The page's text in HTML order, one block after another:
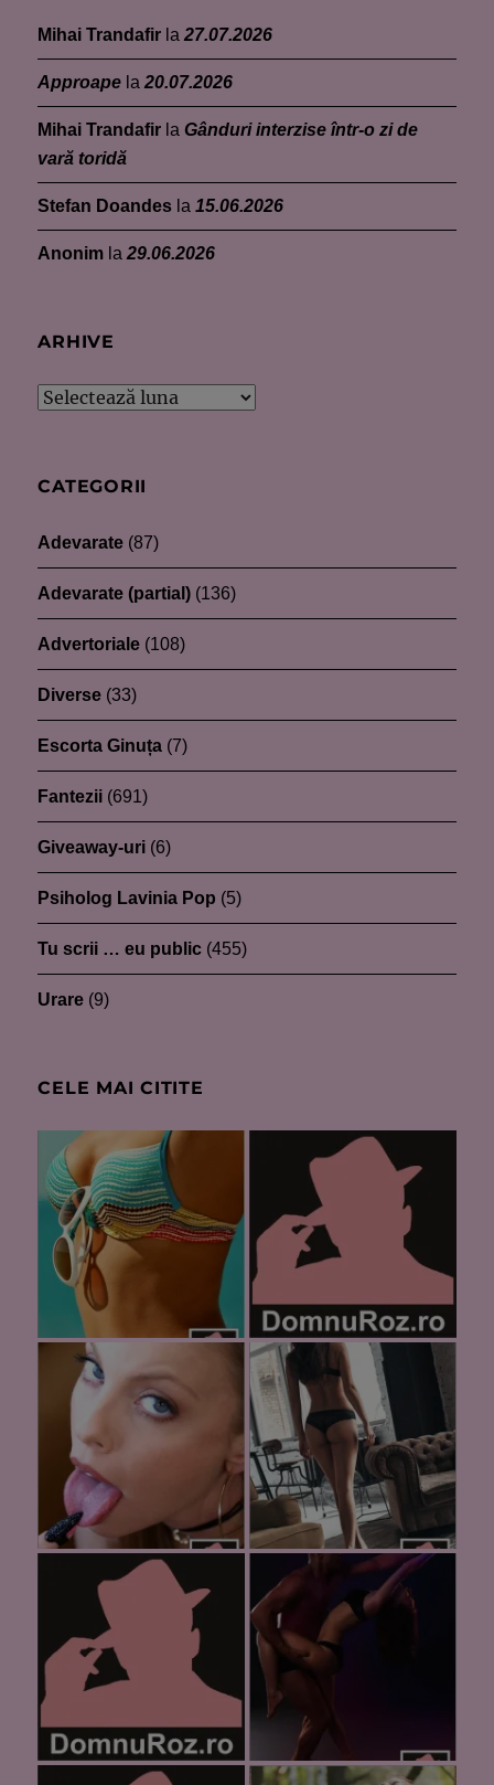
Mihai Trandafir la27.07.2026
Approape la20.07.2026
Mihai Trandafir la Gânduri interzise într-o zi de
vară toridă
Stefan Doandes la15.06.2026
Anonim la29.06.2026
ARHIVE
Arhive
CATEGORII
Adevarate (87)
Adevarate (partial) (136)
Advertoriale (108)
Diverse (33)
Escorta Ginuța (7)
Fantezii (691)
Giveaway-uri (6)
Psiholog Lavinia Pop (5)
Tu scrii … eu public (455)
Urare (9)
CELE MAI CITITE